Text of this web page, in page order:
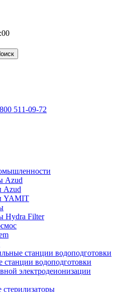
511-09-72
Azud
Azud
YAMIT
Hydra Filter
станции водоподготовки
станции водоподготовки
электродеионизации
стерилизаторы